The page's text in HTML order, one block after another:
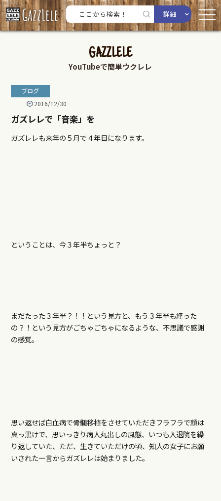
詳細
GAZZLELE
YouTubeで簡単ウクレレ
ブログ
2016/12/30
ガズレレで「音楽」を
ガズレレも来年の５月で４年目になります。
ということは、今３年半ちょっと？
まだたった３年半？！！という見方と、もう３年半も経った
の？！という見方がごちゃごちゃになるような、不思議で感謝
の感覚。
思い返せば白血病で骨髄移植をさせていただきフラフラで顔は
真っ黒けで、思いっきり病人丸出しの風態、いつも入退院を繰
り返していた、ただ、生きていただけの頃、知人の女子にお願
いされた一言からガズレレは始まりました。